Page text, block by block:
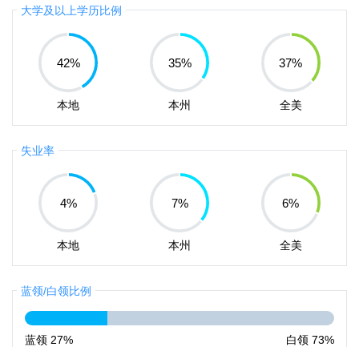
大学及以上学历比例
42%
本地
35%
本州
37%
全美
失业率
4%
本地
7%
本州
6%
全美
蓝领/白领比例
蓝领 27% 白领 73%